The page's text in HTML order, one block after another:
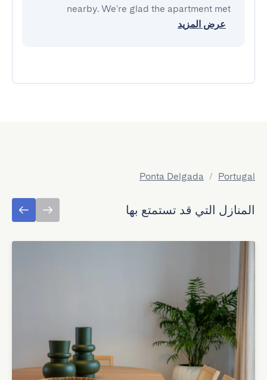
nearby. We're glad the apartment met
عرض المزيد
Portugal
/
Ponta Delgada
المنازل التي قد تستمتع بها